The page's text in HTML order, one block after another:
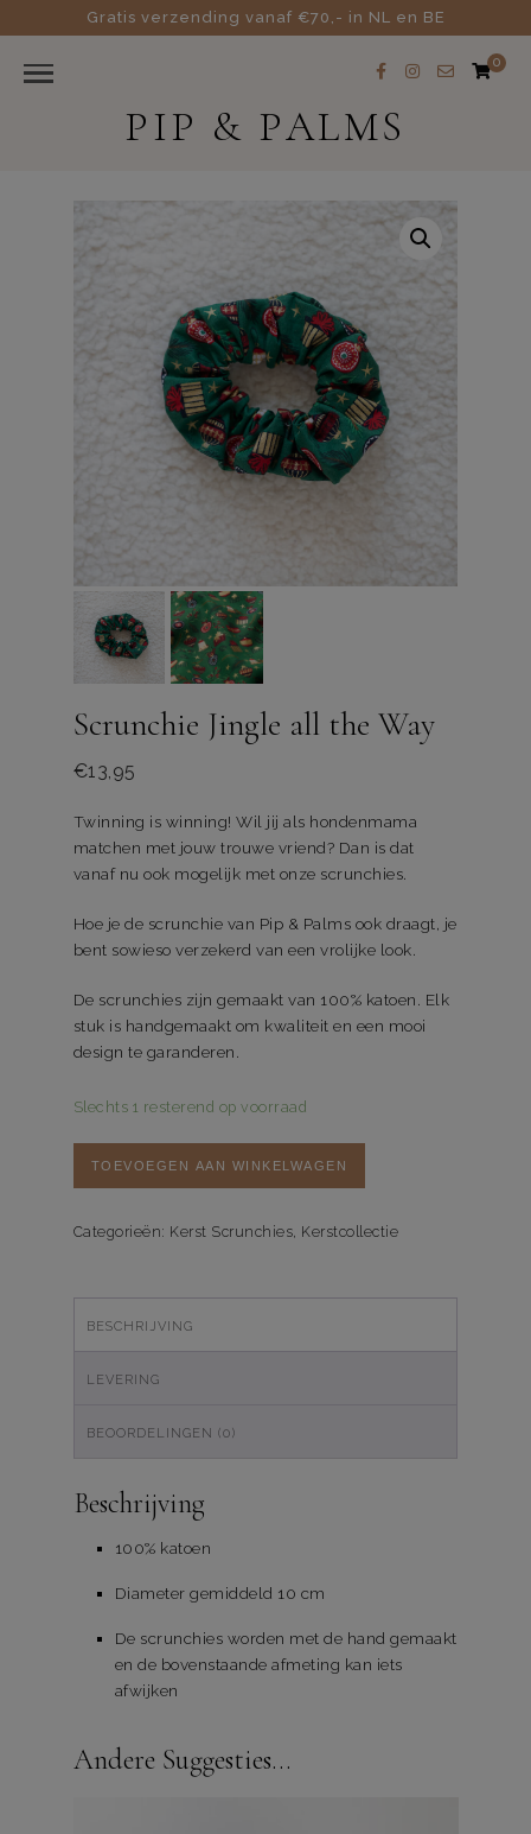
Gratis verzending vanaf €70,- in NL en BE
0
PIP & PALMS
Scrunchie Jingle all the Way
€13,95
Twinning is winning! Wil jij als hondenmama
matchen met jouw trouwe vriend? Dan is dat
vanaf nu ook mogelijk met onze scrunchies.
Hoe je de scrunchie van Pip & Palms ook draagt, je
bent sowieso verzekerd van een vrolijke look.
De scrunchies zijn gemaakt van 100% katoen. Elk
stuk is handgemaakt om kwaliteit en een mooi
design te garanderen.
Slechts 1 resterend op voorraad
the
TOEVOEGEN AAN WINKELWAGEN
Categorieën: Kerst Scrunchies, Kerstcollectie
BESCHRIJVING
LEVERING
BEOORDELINGEN (0)
Beschrijving
100% katoen
Diameter gemiddeld 10 cm
De scrunchies worden met de hand gemaakt
en de bovenstaande afmeting kan iets
afwijken
Andere Suggesties…